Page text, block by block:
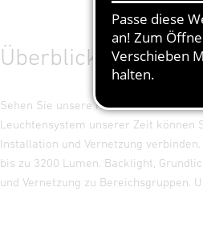
Überblick
Sehen Sie unsere R-Serie in der
Leuchtensystem unserer Zeit
Installation und Vernetzung
bis zu 3200 Lumen. Backlight,
und Vernetzung zu Bereichsgruppen.